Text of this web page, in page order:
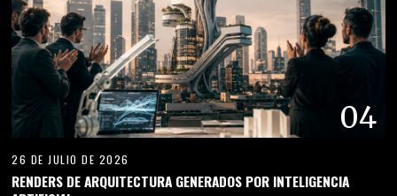
04
26 DE JULIO DE 2026
RENDERS DE ARQUITECTURA GENERADOS POR INTELIGENCIA